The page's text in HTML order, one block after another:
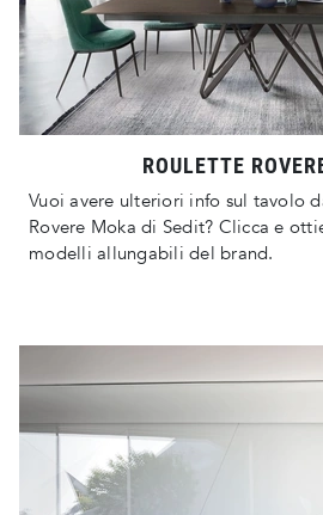
ROULETTE
Vuoi avere ulteriori info sul tavolo
Rovere Moka di Sedit? Clicca e
modelli allungabili del brand.